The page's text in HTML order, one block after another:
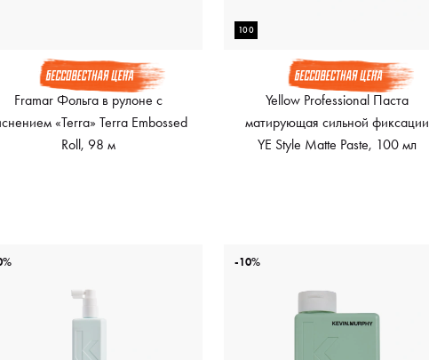
Framar Фольга в рулоне с
«Terra» Terra Embossed
Roll, 98 м
100
Yellow Professional Паста
матирующая сильной фиксации
YE Style Matte Paste, 100 мл
-10%